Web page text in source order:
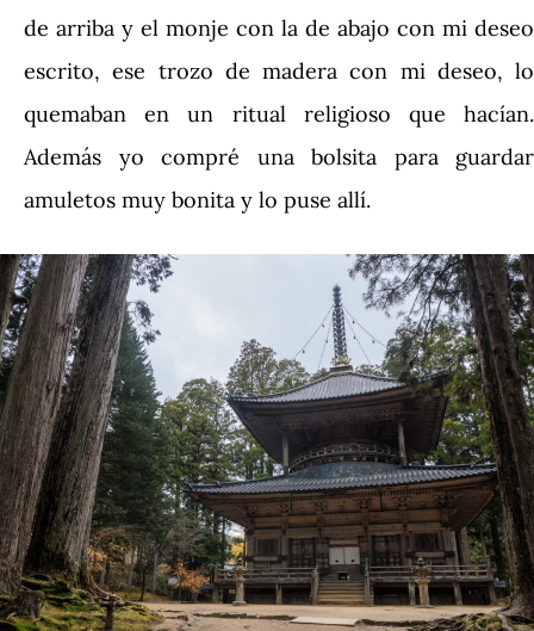
de arriba y el monje con la de abajo con mi deseo
escrito, ese trozo de madera con mi deseo, lo
quemaban en un ritual religioso que hacían.
Además yo compré una bolsita para guardar
amuletos muy bonita y lo puse allí.